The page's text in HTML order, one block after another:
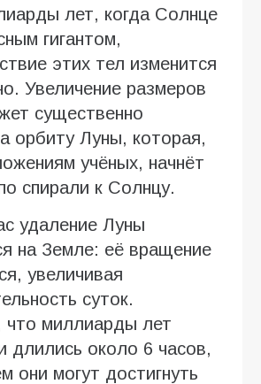
лет, когда Солнце
гигантом,
этих тел изменится
Увеличение размеров
существенно
орбиту Луны, которая,
учёных, начнёт
спирали к Солнцу.
удаление Луны
на Земле: её вращение
увеличивая
суток.
что миллиарды лет
длились около 6 часов,
они могут достигнуть